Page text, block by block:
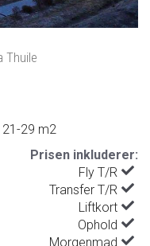
Thuile
21-29 m2
Prisen inkluderer:
Fly T/R
Transfer T/R
Liftkort
Ophold
Morgenmad